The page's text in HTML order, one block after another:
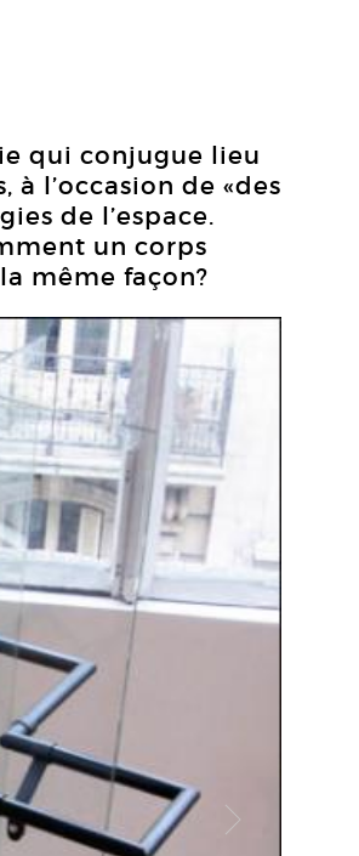
qui conjugue lieu
à l’occasion de «des
de l’espace.
un corps
même façon?